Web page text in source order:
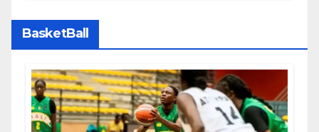
BasketBall